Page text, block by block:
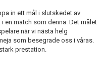
in ett mål i slutskedet av
en match som denna. Det målet
när vi nästa helg
som besegrade oss i våras.
prestation.